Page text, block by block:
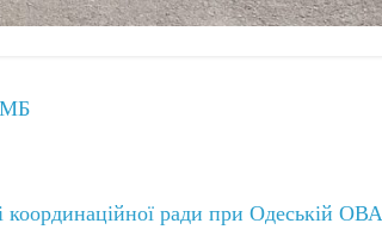
координаційної ради при Одеській ОВА